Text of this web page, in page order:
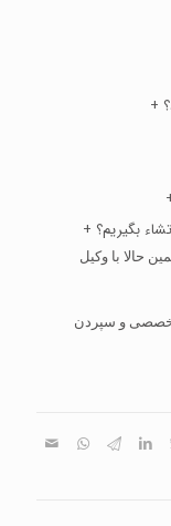
+
+
حالا با وکیل
و سپردن